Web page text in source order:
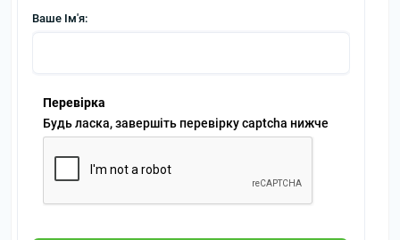
Ваше Ім'я:
Перевірка
Будь ласка, завершіть перевірку captcha нижче